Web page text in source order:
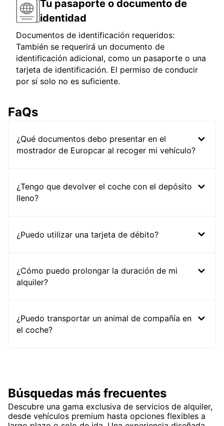
Tu pasaporte o documento de
identidad
Documentos de identificación requeridos:
También se requerirá un documento de
identificación adicional, como un pasaporte o una
tarjeta de identificación. El permiso de conducir
por sí solo no es suficiente.
FaQs
¿Qué documentos debo presentar en el
mostrador de Europcar al recoger mi vehículo?
¿Tengo que devolver el coche con el depósito
lleno?
¿Puedo utilizar una tarjeta de débito?
¿Cómo puedo prolongar la duración de mi
alquiler?
¿Puedo transportar un animal de compañía en
el coche?
Búsquedas más frecuentes
Descubre una gama exclusiva de servicios de alquiler,
desde vehículos premium hasta opciones flexibles a